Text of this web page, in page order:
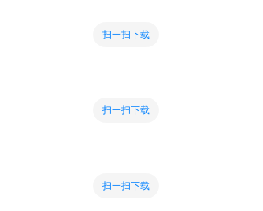
扫一扫下载
扫一扫下载
扫一扫下载